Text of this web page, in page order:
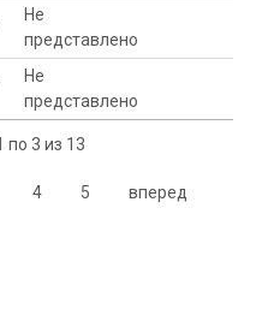
Не
представлено
Не
представлено
по 3 из 13
4 5 вперед